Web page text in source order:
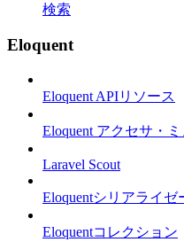
検索
Eloquent
Eloquent APIリソース
Eloquent アクセサ・
Laravel Scout
Eloquentシリアライゼ
Eloquentコレクション